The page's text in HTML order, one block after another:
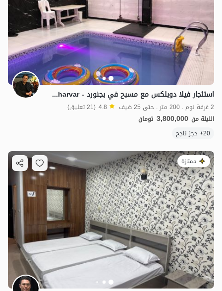
استئجار فيلا دوبلكس مع مسبح في بجنورد - Chahar Kharvar
2 غرفة نوم . 200 متر . حتى 25 ضيف 4.8 (21 تعليق)
الليلة من 3,800,000 تومان
20+ حجز ناجح
ممتازة